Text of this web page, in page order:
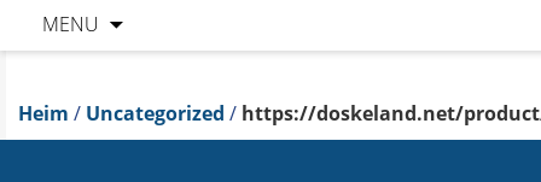
MENU
Heim / Uncategorized / https://doskeland.net/